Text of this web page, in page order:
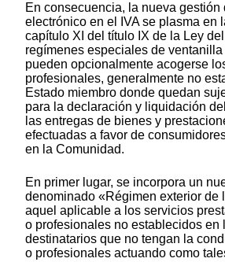
En consecuencia, la nueva gestión
electrónico en el IVA se plasma en
capítulo XI del título IX de la Ley
regímenes especiales de
pueden opcionalmente acogerse
profesionales, generalmente no
Estado miembro donde quedan
para la declaración y liquidación
las entregas de bienes y
efectuadas a favor de
en la Comunidad.
En primer lugar, se incorpora un
denominado «Régimen exterior de
aquel aplicable a los servicios
o profesionales no establecidos en
destinatarios que no tengan la
o profesionales actuando como